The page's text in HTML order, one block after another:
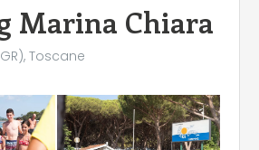
Marina Chiara
Toscane